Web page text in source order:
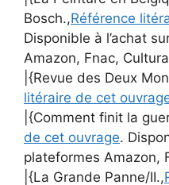
Bosch.,Référence
Disponible à l’achat
Amazon, Fnac,
|{Revue des Deux
litéraire de cet
|{Comment finit la
de cet ouvrage.
plateformes Amazon,
|{La Grande Panne/II.,